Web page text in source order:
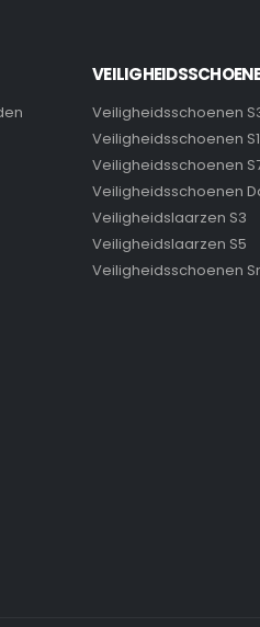
Veiligheidsschoenen
Veiligheidsschoenen
Veiligheidsschoenen
Veiligheidsschoenen
Veiligheidslaarzen S3
Veiligheidslaarzen S5
Veiligheidsschoenen